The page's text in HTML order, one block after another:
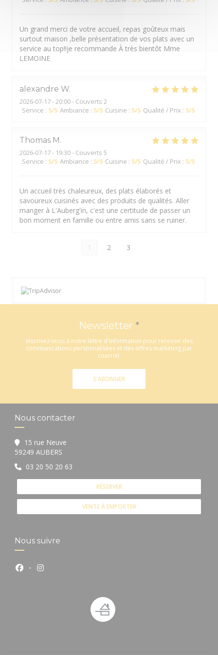
Un grand merci de votre accueil, repas goûteux mais
surtout maison ,belle présentation de vos plats avec un
service au top!!je recommande À très bientôt Mme
LEMOINE
alexandre W
2026-07-17- 20:00 - Couverts 2
Service : 5/5 Ambiance : 5/5 Cuisine : 5/5 Qualité / Prix : 5/5
Thomas M
2026-07-17- 19:30 - Couverts 5
Service : 5/5 Ambiance : 5/5 Cuisine : 5/5 Qualité / Prix : 5/5
Un accueil très chaleureux, des plats élaborés et
savoureux cuisinés avec des produits de qualités. Aller
manger à L'Auberg'in, c'est une certitude de passer un
bon moment en famille ou entre amis sans se ruiner.
1 2 3
Newsletter *
Inscrivez-vous à notre lettre d'information pour recevoir des
communications personnalisées et des offres marketing par
courriel.
S'ABONNER
Nous contacter
15 rue Neuve
59249 AUBERS
03 20 50 20 63
RÉSERVER
VENTE À EMPORTER
Nous suivre
Facebook ((ouvre une nouvelle fenêtre))
Instagram ((ouvre une nouvelle fenêtre))